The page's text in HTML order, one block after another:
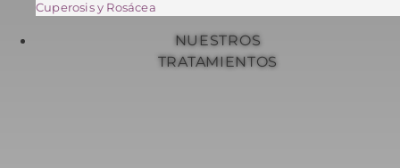
Cuperosis y Rosácea
NUESTROS
TRATAMIENTOS